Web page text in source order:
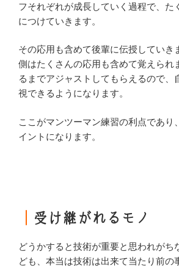
フそれぞれが成長していく過程で、た
につけていきます。
その応用も含めて後輩に伝授していき
側はたくさんの応用も含めて覚えられ
るまでアジャストしてもらえるので、
視できるようになります。
ここがマンツーマン練習の利点であり
イントになります。
受け継がれるモノ
どうかすると技術が重要と思われがち
ども、本当は技術は出来て当たり前の